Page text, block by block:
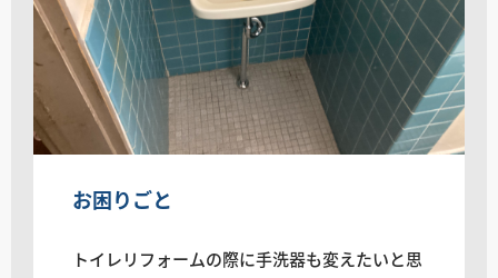
お困りごと
トイレリフォームの際に手洗器も変えたいと思